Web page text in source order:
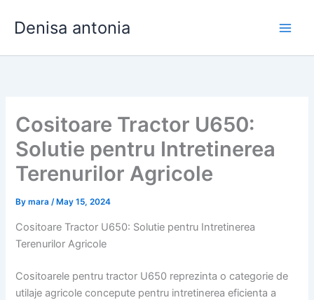
Denisa antonia
Cositoare Tractor U650:
Solutie pentru Intretinerea
Terenurilor Agricole
Bymara/ May 15, 2024
Cositoare Tractor U650: Solutie pentru Intretinerea
Terenurilor Agricole
Cositoarele pentru tractor U650 reprezinta o categorie de
utilaje agricole concepute pentru intretinerea eficienta a